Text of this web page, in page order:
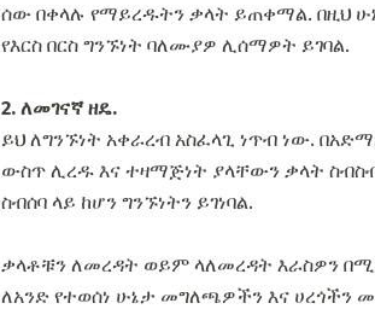
ሰው በቀላሉ የማይረዱትን ቃላት ይጠቀማል. በዚህ
የእርስ በርስ ግንኙነት ባለሙያዎ ሊሰማዎት ይገባል.
2. ለመገናኛ ዘዴ.
ይህ ለግንኙነት አቀራረብ አስፈላጊ ነጥብ ነው.
ውስጥ ሊረዱ እና ተዛማጅነት ያላቸውን ቃላት
ስብሰባ ላይ ከሆን ግንኙነትን ይገነባል.
ቃላቶቹን ለመረዳት ወይም ላለመረዳት እራስዎን
ለአንድ የተወሰነ ሁኔታ መግለጫዎችን እና ሀረጎችን